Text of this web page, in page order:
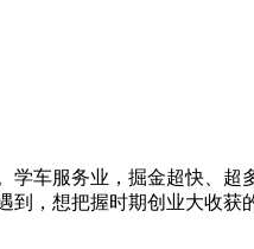
车服务业，掘金超快、
，想把握时期创业大收